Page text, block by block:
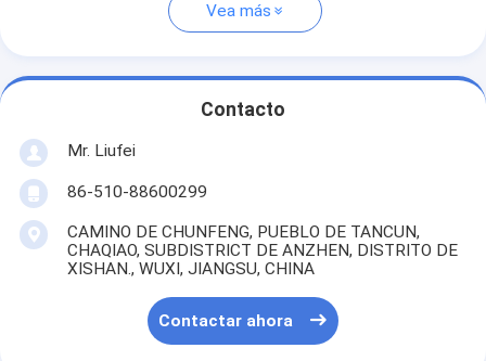
Vea más
Contacto
Mr. Liufei
86-510-88600299
CAMINO DE CHUNFENG, PUEBLO DE TANCUN,
CHAQIAO, SUBDISTRICT DE ANZHEN, DISTRITO DE
XISHAN., WUXI, JIANGSU, CHINA
Contactar ahora